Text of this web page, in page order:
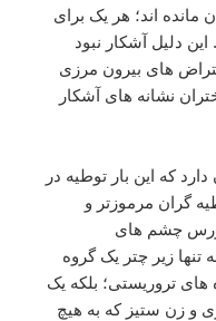
مانده اند؛ هر یک برای
دلیل آشکار نبود
های بیرون مرزی
نشانه های آشکار
که این بار توطیه در
گران مرموزتر و
چشم های
تنها زیر چتر یک گروه
های تروریستی؛ بلکه یک
و زن ستیز که به هیچ